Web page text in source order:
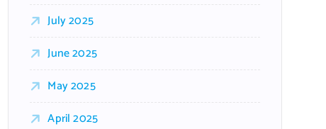
July 2025
June 2025
May 2025
April 2025